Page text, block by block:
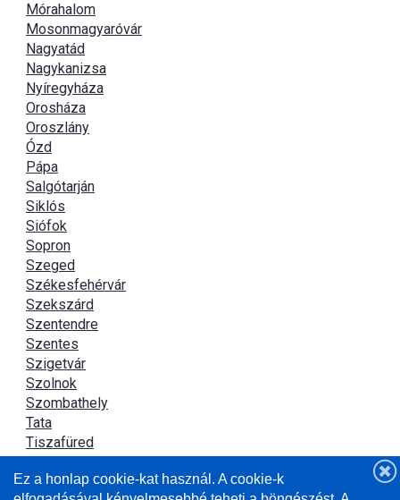
Mórahalom
Mosonmagyaróvár
Nagyatád
Nagykanizsa
Nyíregyháza
Orosháza
Oroszlány
Ózd
Pápa
Salgótarján
Siklós
Siófok
Sopron
Szeged
Székesfehérvár
Szekszárd
Szentendre
Szentes
Szigetvár
Szolnok
Szombathely
Tata
Tiszafüred
Újszász
Ez a honlap cookie-kat használ. A cookie-k